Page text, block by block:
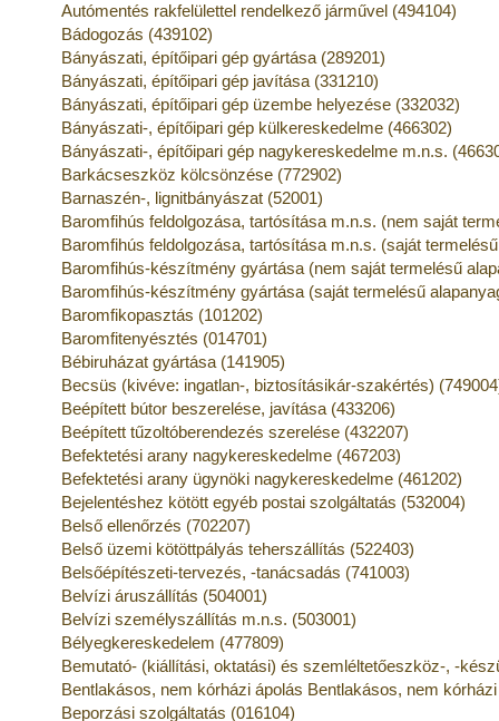
Autómentés rakfelülettel rendelkező járművel (494104)
Bádogozás (439102)
Bányászati, építőipari gép gyártása (289201)
Bányászati, építőipari gép javítása (331210)
Bányászati, építőipari gép üzembe helyezése (332032)
Bányászati-, építőipari gép külkereskedelme (466302)
Bányászati-, építőipari gép nagykereskedelme m.n.s.
Barkácseszköz kölcsönzése (772902)
Barnaszén-, lignitbányászat (52001)
Baromfihús feldolgozása, tartósítása m.n.s. (nem saját
Baromfihús feldolgozása, tartósítása m.n.s. (saját
Baromfihús-készítmény gyártása (nem saját termelésű
Baromfihús-készítmény gyártása (saját termelésű
Baromfikopasztás (101202)
Baromfitenyésztés (014701)
Bébiruházat gyártása (141905)
Becsüs (kivéve: ingatlan-, biztosításikár-szakértés)
Beépített bútor beszerelése, javítása (433206)
Beépített tűzoltóberendezés szerelése (432207)
Befektetési arany nagykereskedelme (467203)
Befektetési arany ügynöki nagykereskedelme (461202)
Bejelentéshez kötött egyéb postai szolgáltatás (532004)
Belső ellenőrzés (702207)
Belső üzemi kötöttpályás teherszállítás (522403)
Belsőépítészeti-tervezés, -tanácsadás (741003)
Belvízi áruszállítás (504001)
Belvízi személyszállítás m.n.s. (503001)
Bélyegkereskedelem (477809)
Bemutató- (kiállítási, oktatási) és szemléltetőeszköz-, -
Bentlakásos, nem kórházi ápolás Bentlakásos, nem
Beporzási szolgáltatás (016104)